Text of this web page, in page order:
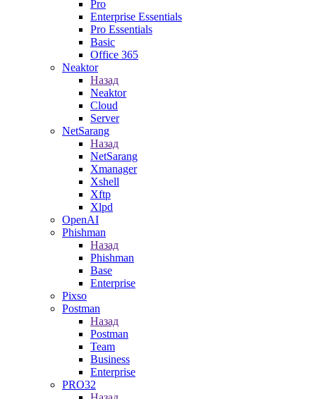
Pro
Enterprise Essentials
Pro Essentials
Basic
Office 365
Neaktor
Назад
Neaktor
Cloud
Server
NetSarang
Назад
NetSarang
Xmanager
Xshell
Xftp
Xlpd
OpenAI
Phishman
Назад
Phishman
Base
Enterprise
Pixso
Postman
Назад
Postman
Team
Business
Enterprise
PRO32